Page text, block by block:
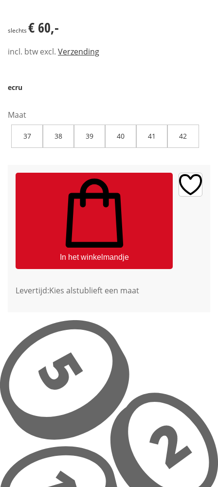
slechts € 60,-
incl. btw excl. Verzending
ecru
Maat
37 38 39 40 41 42
In het winkelmandje
Levertijd:Kies alstublieft een maat